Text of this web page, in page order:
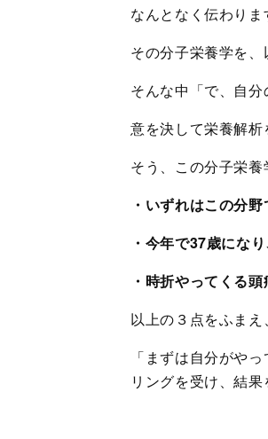
なんとなく伝わりま
その分子栄養学を、
そんな中「で、自
意を決して栄養解析
そう、この分子栄
・いずれはこの分
・今年で37歳にな
・時折やってくる
以上の３点をふまえ、
「まずは自分がや
リングを受け、結果